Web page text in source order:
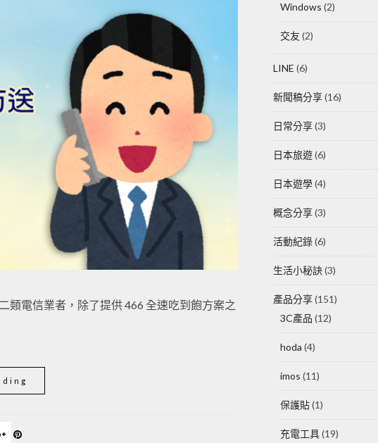
類電信業者，除了提供 466 全速吃到飽方案之
Windows (2)
交友 (2)
LINE (6)
新聞稿分享(16)
日常分享(3)
日本旅遊(6)
日本遊學(4)
概念分享(3)
活動紀錄(6)
生活小秘訣(3)
產品分享(151)
3C產品 (12)
hoda (4)
imos (11)
保護貼(1)
充電工具(19)